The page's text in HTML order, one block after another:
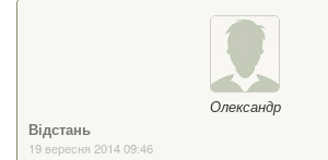
Олександр
Відстань
19 вересня 2014 09:46